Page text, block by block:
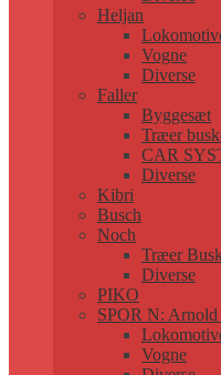
Heljan
Vogne
Diverse
Faller
Byggesæt
Træer
CAR
Diverse
Kibri
Busch
Noch
Træer
Diverse
PIKO
SPOR N:
Vogne